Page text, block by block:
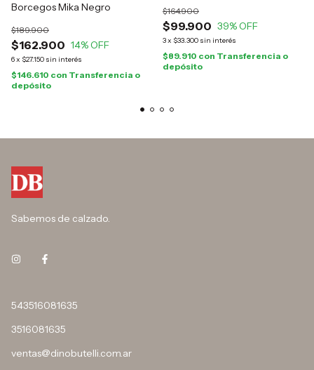
Borcegos Mika Negro
$162.900
$189.900
14% OFF
6x $27.150 sin interés
$146.610 con Transferencia o
depósito
$99.900
$164.900
39% OFF
3x $33.300 sin interés
$89.910 con Transferencia o
depósito
Sabemos de calzado.
543516081635
3516081635
ventas@dinobutelli.com.ar